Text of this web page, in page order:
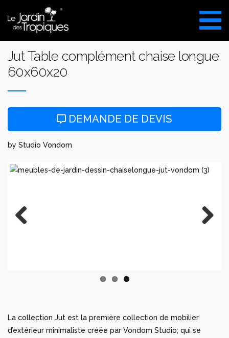
contenu
Jut Table complément chaise longue
60x60x20
DEMANDE DE DEVIS
by Studio Vondom
Previous Next
d’extérieur minimaliste créée par Vondom Studio; qui se
longue, canapé, fauteuil, chaise, tables, tabourets et table
haute sont fabriqués par rotomoulage avec de la résine de